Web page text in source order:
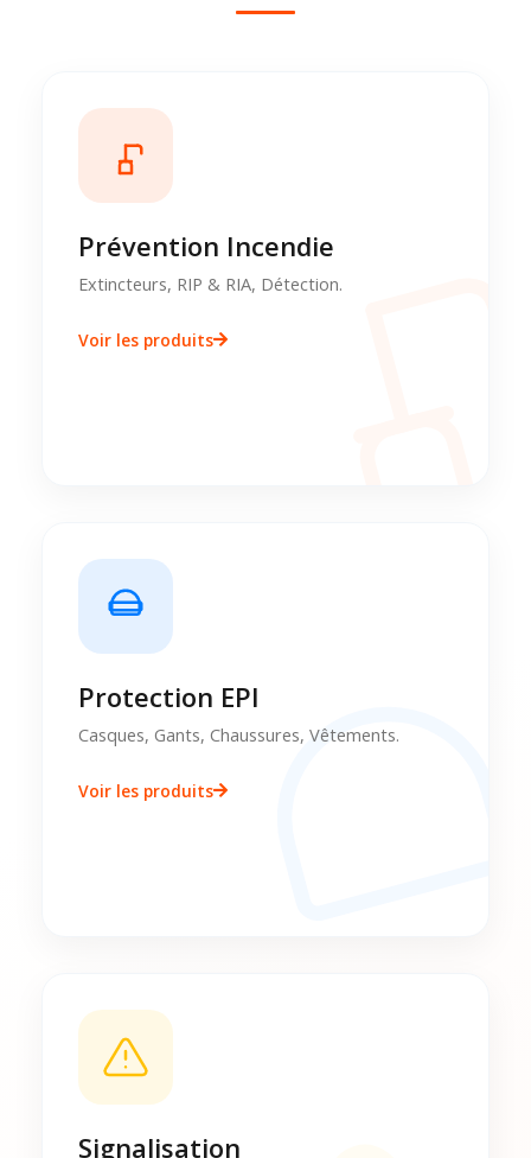
Prévention Incendie
Extincteurs, RIP & RIA, Détection.
Voir les produits
Protection EPI
Casques, Gants, Chaussures, Vêtements.
Voir les produits
Signalisation